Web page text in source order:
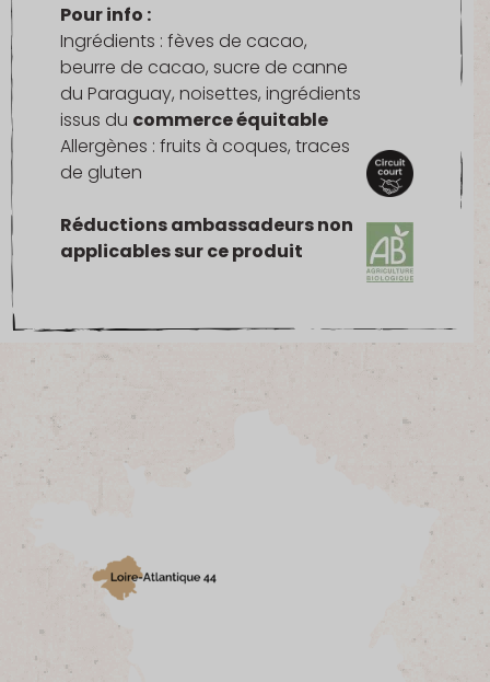
Pour info :
Ingrédients : fèves de cacao,
beurre de cacao, sucre de canne
du Paraguay, noisettes, ingrédients
issus du commerce équitable
Allergènes : fruits à coques, traces
de gluten
Réductions ambassadeurs non
applicables sur ce produit